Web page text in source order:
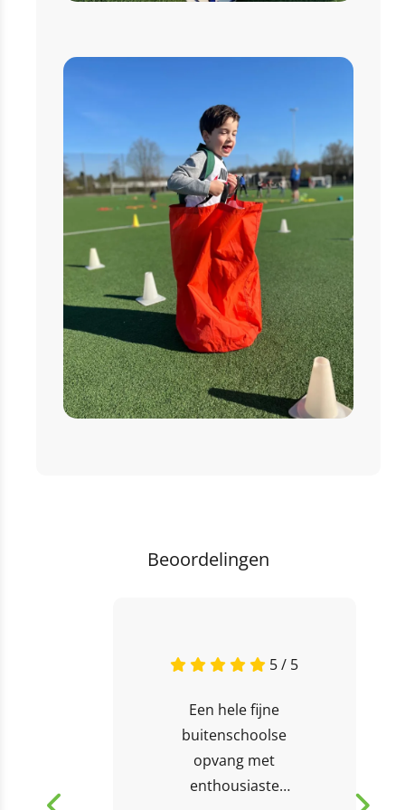
Beoordelingen
5 / 5
Een hele fijne
buitenschoolse
opvang met
enthousiaste